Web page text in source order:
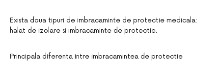
Exista doua tipuri de imbracaminte de protectie medicala:
halat de izolare si imbracaminte de protectie.
Principala diferenta intre imbracamintea de protectie